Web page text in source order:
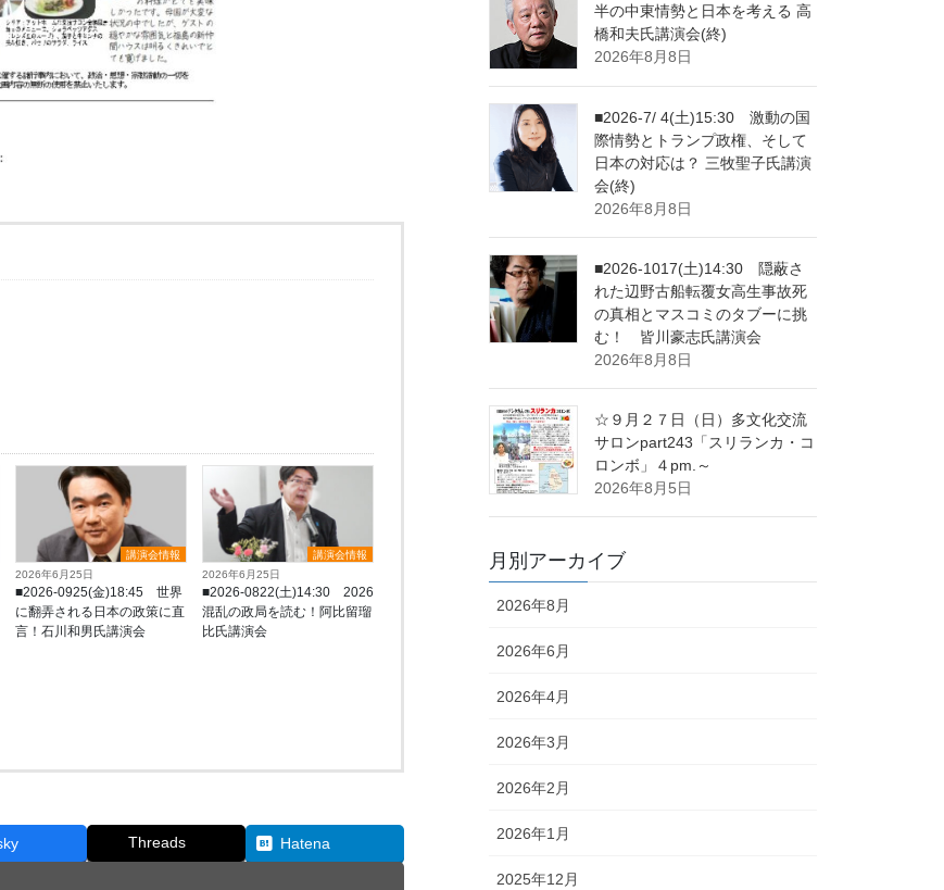
講演会情報
2026年6月25日
■2026-0925(金)18:45 世界
に翻弄される日本の政策に直
言！石川和男氏講演会
講演会情報
2026年6月25日
■2026-0822(土)14:30 2026
混乱の政局を読む！阿比留瑠
比氏講演会
Threads Hatena
半の中東情勢と日本を考える 高
橋和夫氏講演会(終)
2026年8月8日
■2026-7/ 4(土)15:30 激動の国
際情勢とトランプ政権、そして
日本の対応は？ 三牧聖子氏講演
会(終)
2026年8月8日
■2026-1017(土)14:30 隠蔽さ
れた辺野古船転覆女高生事故死
の真相とマスコミのタブーに挑
む！ 皆川豪志氏講演会
2026年8月8日
☆９月２７日（日）多文化交流
サロンpart243「スリランカ・コ
ロンボ」４pm.～
2026年8月5日
月別アーカイブ
2026年8月
2026年6月
2026年4月
2026年3月
2026年2月
2026年1月
2025年12月